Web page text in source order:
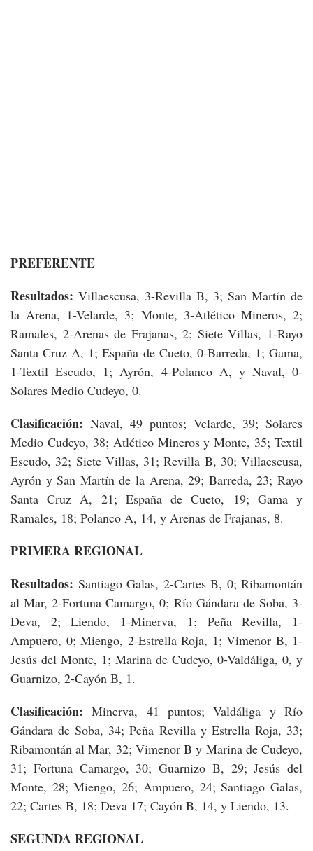
PREFERENTE
Resultados: Villaescusa, 3-Revilla B, 3; San Martín de
la Arena, 1-Velarde, 3; Monte, 3-Atlético Mineros, 2;
Ramales, 2-Arenas de Frajanas, 2; Siete Villas, 1-Rayo
Santa Cruz A, 1; España de Cueto, 0-Barreda, 1; Gama,
1-Textil Escudo, 1; Ayrón, 4-Polanco A, y Naval, 0-
Solares Medio Cudeyo, 0.
Clasificación: Naval, 49 puntos; Velarde, 39; Solares
Medio Cudeyo, 38; Atlético Mineros y Monte, 35; Textil
Escudo, 32; Siete Villas, 31; Revilla B, 30; Villaescusa,
Ayrón y San Martín de la Arena, 29; Barreda, 23; Rayo
Santa Cruz A, 21; España de Cueto, 19; Gama y
Ramales, 18; Polanco A, 14, y Arenas de Frajanas, 8.
PRIMERA REGIONAL
Resultados: Santiago Galas, 2-Cartes B, 0; Ribamontán
al Mar, 2-Fortuna Camargo, 0; Río Gándara de Soba, 3-
Deva, 2; Liendo, 1-Minerva, 1; Peña Revilla, 1-
Ampuero, 0; Miengo, 2-Estrella Roja, 1; Vimenor B, 1-
Jesús del Monte, 1; Marina de Cudeyo, 0-Valdáliga, 0, y
Guarnizo, 2-Cayón B, 1.
Clasificación:Minerva, 41 puntos; Valdáliga y Río
Gándara de Soba, 34; Peña Revilla y Estrella Roja, 33;
Ribamontán al Mar, 32; Vimenor B y Marina de Cudeyo,
31; Fortuna Camargo, 30; Guarnizo B, 29; Jesús del
Monte, 28; Miengo, 26; Ampuero, 24; Santiago Galas,
22; Cartes B, 18; Deva 17; Cayón B, 14, y Liendo, 13.
SEGUNDA REGIONAL